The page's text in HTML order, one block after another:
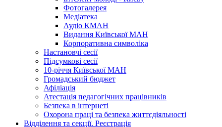
Фотогалерея
Медіатека
Аудіо КМАН
Видання Київської МАН
Корпоративна символіка
Настановчі сесії
Підсумкові сесії
10-річчя Київської МАН
Громадський бюджет
Афіліація
Атестація педагогічних працівників
Безпека в інтернеті
Охорона праці та безпека життєдіяльності
Відділення та секції. Реєстрація